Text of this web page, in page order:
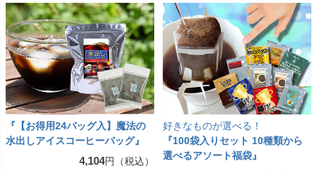
『【お得用24バッグ入】魔法の
水出しアイスコーヒーバッグ』
4,104円（税込）
好きなものが選べる！
『100袋入りセット 10種類から
選べるアソート福袋』